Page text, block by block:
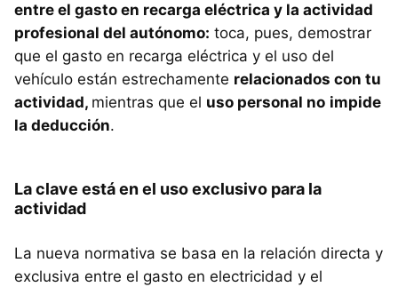
entre el gasto en recarga eléctrica y la actividad
profesional del autónomo: toca, pues, demostrar
que el gasto en recarga eléctrica y el uso del
vehículo están estrechamente relacionados con tu
actividad, mientras que el uso personal no impide
la deducción.
La clave está en el uso exclusivo para la
actividad
La nueva normativa se basa en la relación directa y
exclusiva entre el gasto en electricidad y el